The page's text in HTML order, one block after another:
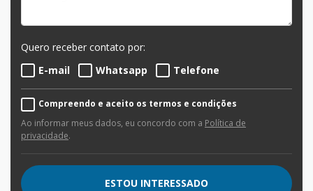
Quero receber contato por:
E-mail
Whatsapp Telefone
Compreendo e aceito os termos e condições
Ao informar meus dados, eu concordo com a Política de
privacidade.
ESTOU INTERESSADO